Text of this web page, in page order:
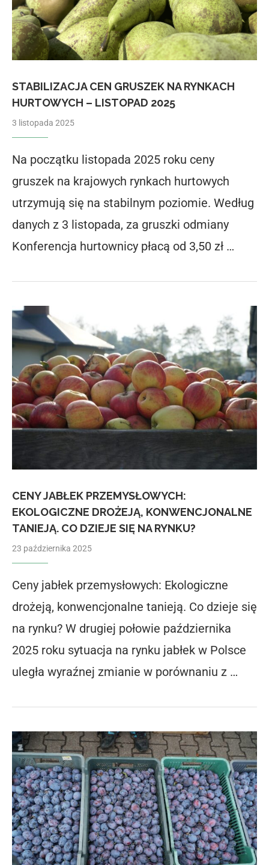
STABILIZACJA CEN GRUSZEK NA RYNKACH
HURTOWYCH – LISTOPAD 2025
3 listopada 2025
Na początku listopada 2025 roku ceny
gruszek na krajowych rynkach hurtowych
utrzymują się na stabilnym poziomie. Według
danych z 3 listopada, za gruszki odmiany
Konferencja hurtownicy płacą od 3,50 zł …
CENY JABŁEK PRZEMYSŁOWYCH:
EKOLOGICZNE DROŻEJĄ, KONWENCJONALNE
TANIEJĄ. CO DZIEJE SIĘ NA RYNKU?
23 października 2025
Ceny jabłek przemysłowych: Ekologiczne
drożeją, konwencjonalne tanieją. Co dzieje się
na rynku? W drugiej połowie października
2025 roku sytuacja na rynku jabłek w Polsce
uległa wyraźnej zmianie w porównaniu z …